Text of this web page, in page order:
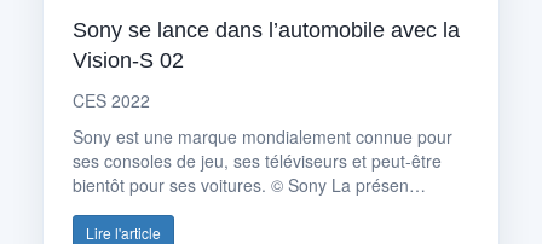
Sony se lance dans l’automobile avec la
Vision-S 02
CES 2022
Sony est une marque mondialement connue pour
ses consoles de jeu, ses téléviseurs et peut-être
bientôt pour ses voitures. © Sony La présen…
Lire l'article